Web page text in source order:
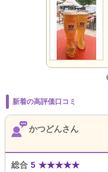
新着の高評価口コミ
かつどんさん
総合 5 ★★★★★